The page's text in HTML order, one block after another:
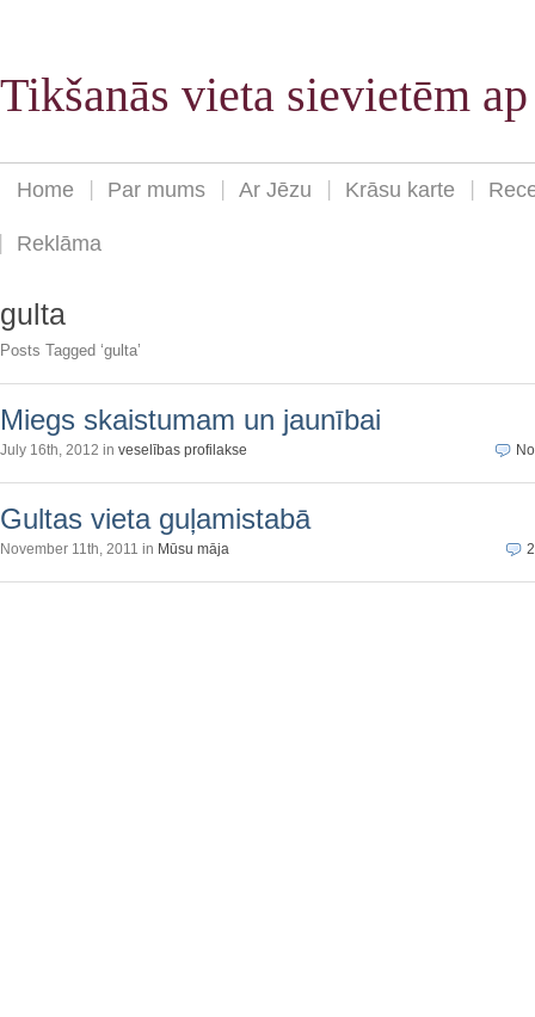
Tikšanās vieta sievietēm
Home Par mums Ar Jēzu Krāsu karte
Reklāma
gulta
Posts Tagged ‘gulta’
Miegs skaistumam un jaunībai
July 16th, 2012 in veselības profilakse
Gultas vieta guļamistabā
November 11th, 2011 in Mūsu māja